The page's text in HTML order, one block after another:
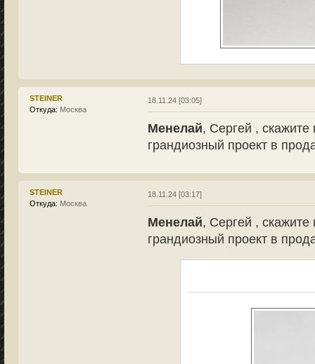
STEINER
Откуда: Москва
18.11.24 [03:05]
Менелай, Сергей , скажите
грандиозный проект в
STEINER
Откуда: Москва
18.11.24 [03:17]
Менелай, Сергей , скажите
грандиозный проект в